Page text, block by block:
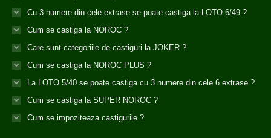
Cu 3 numere din cele extrase se poate castiga la LOTO 6/49 ?
Cum se castiga la NOROC ?
Care sunt categoriile de castiguri la JOKER ?
Cum se castiga la NOROC PLUS ?
La LOTO 5/40 se poate castiga cu 3 numere din cele 6 extrase ?
Cum se castiga la SUPER NOROC ?
Cum se impoziteaza castigurile ?